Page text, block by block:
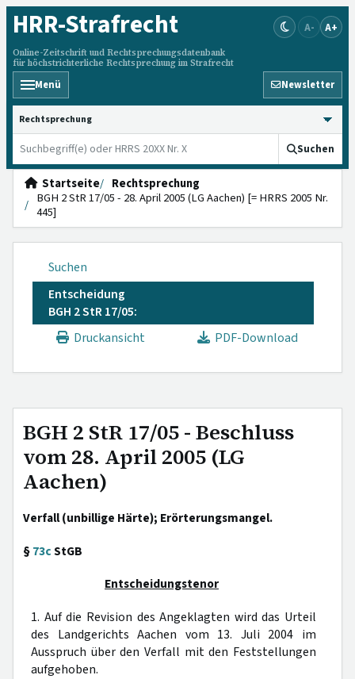
HRR-Strafrecht
Online-Zeitschrift und Rechtsprechungsdatenbank
für höchstrichterliche Rechtsprechung im Strafrecht
A- A+
Menü Newsletter
HRRS durchsuchen
Suchen
Startseite
Rechtsprechung
BGH 2 StR 17/05 - 28. April 2005 (LG Aachen) [= HRRS 2005 Nr.
445]
Suchen
Entscheidung
BGH 2 StR 17/05:
Druckansicht
PDF-Download
BGH 2 StR 17/05 - Beschluss
vom 28. April 2005 (LG
Aachen)
Verfall (unbillige Härte); Erörterungsmangel.
§73cStGB
Entscheidungstenor
1. Auf die Revision des Angeklagten wird das Urteil
des Landgerichts Aachen vom 13. Juli 2004 im
Ausspruch über den Verfall mit den Feststellungen
aufgehoben.